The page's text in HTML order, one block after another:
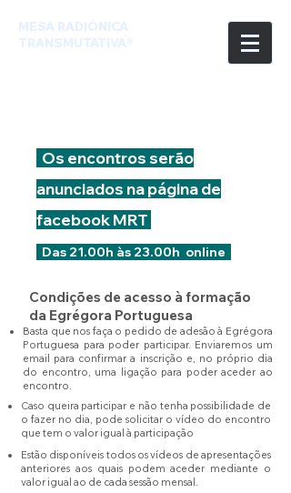
MESA RADIÓNICA
TRANSMUTATIVA®
Os encontros serão
anunciados na página de
facebook MRT
Das 21.00h às 23.00h online
Condições de acesso à formação
da Egrégora Portuguesa
​Basta que nos faça o pedido de adesão à Egrégora
Portuguesa para poder participar. Enviaremos um
email para confirmar a inscrição e, no próprio dia
do encontro, uma ligação para poder aceder ao
encontro.
Caso queira participar e não tenha possibilidade de
o fazer no dia, pode solicitar o vídeo do encontro
que tem o valor igual à participação
Estão disponíveis todos os vídeos de apresentações
anteriores aos quais podem aceder mediante o
valor igual ao de cada sessão mensal.